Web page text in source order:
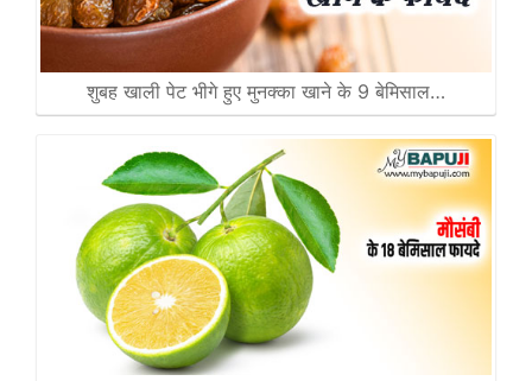
शुबह खाली पेट भीगे हुए मुनक्का खाने के 9 बेमिसाल…